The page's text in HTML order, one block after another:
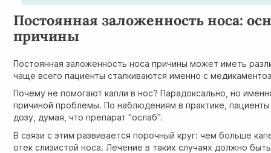
Постоянная заложенность носа:
причины
Постоянная заложенность носа причины может иметь
чаще всего пациенты сталкиваются именно с
Почему не помогают капли в нос? Парадоксально, но
причиной проблемы. По наблюдениям в практике,
дозу, думая, что препарат "ослаб".
В связи с этим развивается порочный круг: чем больше
отек слизистой носа. Лечение в таких случаях должно